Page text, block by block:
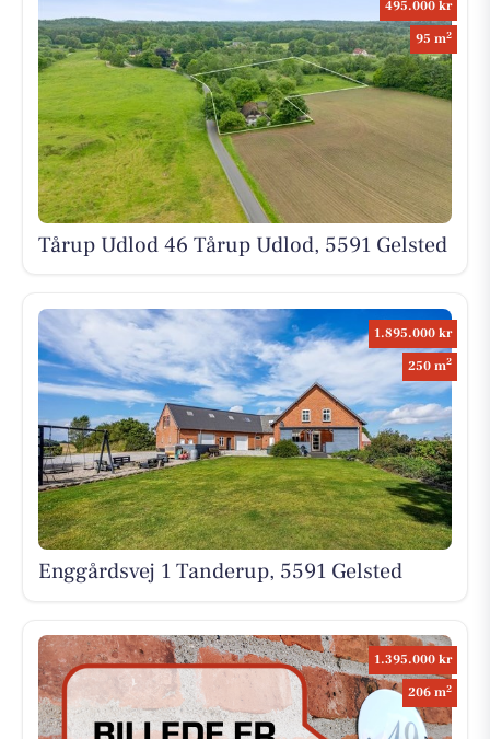
495.000 kr
95 m2
Tårup Udlod 46 Tårup Udlod, 5591 Gelsted
1.895.000 kr
250 m2
Enggårdsvej 1 Tanderup, 5591 Gelsted
1.395.000 kr
206 m2